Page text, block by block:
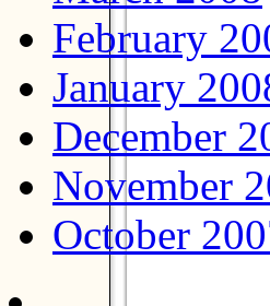
February
January
December
November
October